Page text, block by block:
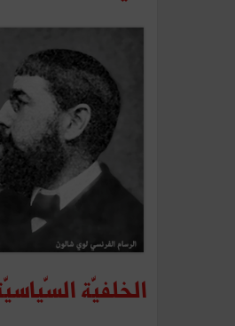
الخلفيّة